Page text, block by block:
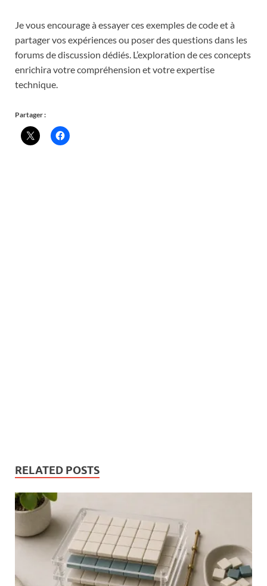
Je vous encourage à essayer ces exemples de code et à
partager vos expériences ou poser des questions dans les
forums de discussion dédiés. L’exploration de ces concepts
enrichira votre compréhension et votre expertise
technique.
Partager :
RELATED POSTS